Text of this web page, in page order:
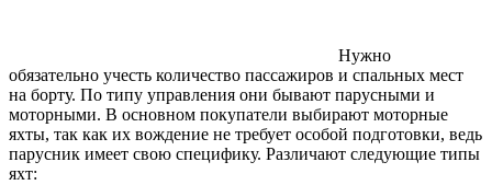
Нужно
обязательно учесть количество пассажиров и спальных мест
на борту. По типу управления они бывают парусными и
моторными. В основном покупатели выбирают моторные
яхты, так как их вождение не требует особой подготовки, ведь
парусник имеет свою специфику. Различают следующие типы
яхт: